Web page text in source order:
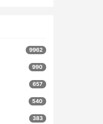
9962
990
657
540
383